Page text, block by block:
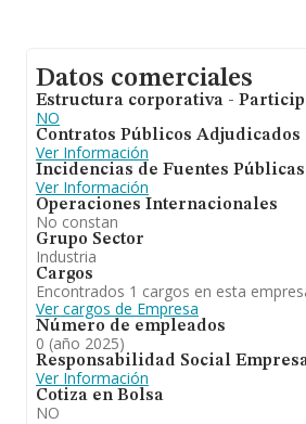
Datos comerciales
Estructura corporativa -
NO
Contratos Públicos Adjudicados
Ver Información
Incidencias de Fuentes Públicas
Ver Información
Operaciones Internacionales
No constan
Grupo Sector
Industria
Cargos
Encontrados 1 cargos en esta
Ver cargos de Empresa
Número de empleados
0 (año 2025)
Responsabilidad Social
Ver Información
Cotiza en Bolsa
NO